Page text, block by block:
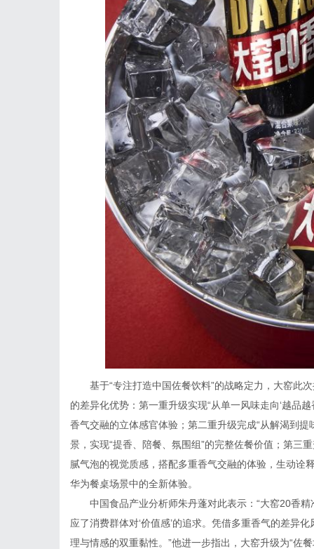
基于“专注打造中国佐餐饮料”的战略定力，大窑此
的差异化优势：第一重升级实现“从单一风味走向‘越品
香气交融的立体感官体验；第二重升级完成“从解渴到
景，实现“提香、陪餐、氛围组”的完整佐餐价值；第
腻气泡的视觉质感，搭配多重香气交融的体验，生动诠
华为餐桌场景中的全新体验。
中国食品产业分析师朱丹蓬对此表示：“大窑20香
应了消费群体对‘价值感’的追求。凭借多重香气的差异
理与情感的双重黏性。”他进一步指出，大窑升级为“佐